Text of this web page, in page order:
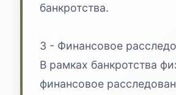
банкротства.
3 - Финансовое
В рамках банкротства
финансовое